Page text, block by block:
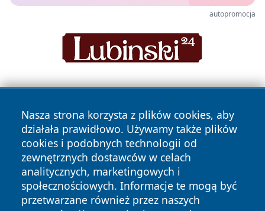
autopromocja
Nasza strona korzysta z plików cookies, aby
działała prawidłowo. Używamy także plików
cookies i podobnych technologii od
zewnętrznych dostawców w celach
analitycznych, marketingowych i
społecznościowych. Informacje te mogą być
przetwarzane również przez naszych
Copyright © 2026 naszkedzierzyn.pl Wszystkie prawa
zastrzeżone.